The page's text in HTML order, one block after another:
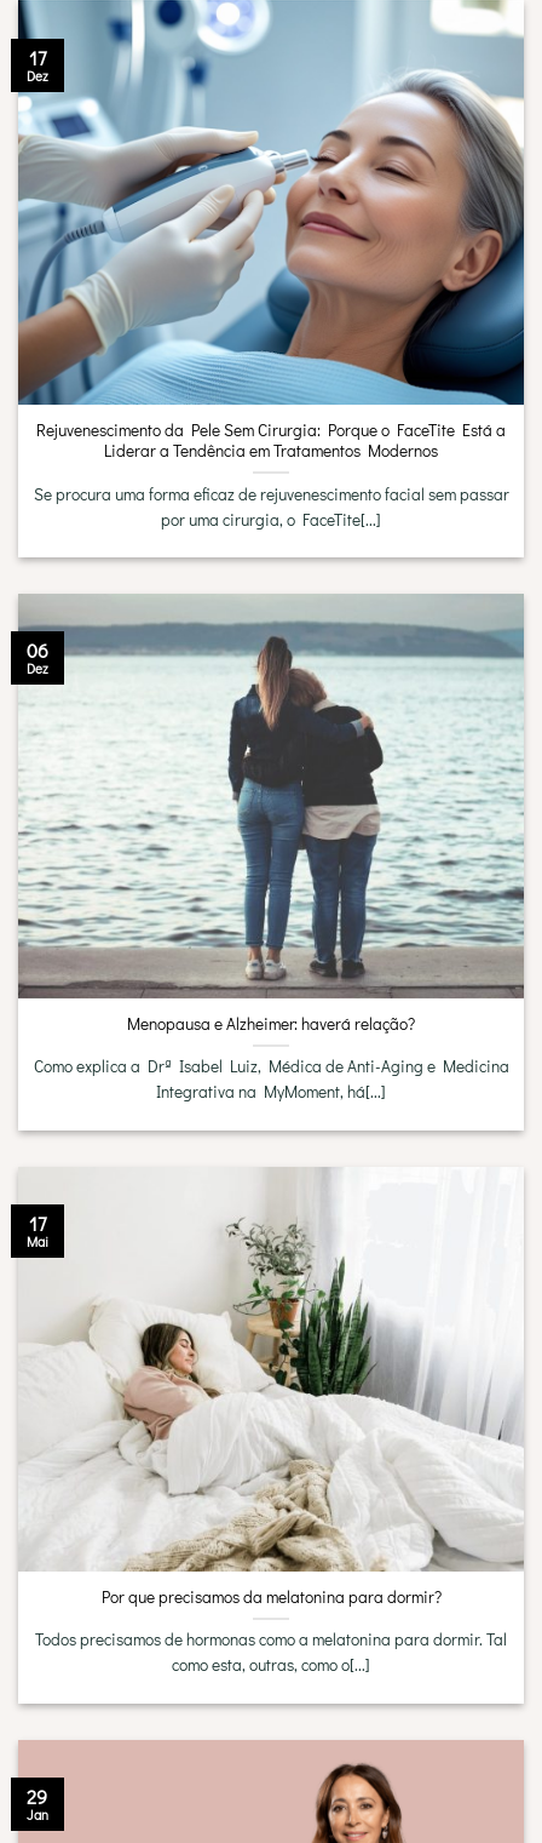
Rejuvenescimento da Pele Sem Cirurgia: Porque o FaceTite Está a
Liderar a Tendência em Tratamentos Modernos
Se procura uma forma eficaz de rejuvenescimento facial sem passar
por uma cirurgia, o FaceTite[...]
17
Dez
Menopausa e Alzheimer: haverá relação?
Como explica a Drª Isabel Luiz, Médica de Anti-Aging e Medicina
Integrativa na MyMoment, há[...]
06
Dez
Por que precisamos da melatonina para dormir?
Todos precisamos de hormonas como a melatonina para dormir. Tal
como esta, outras, como o[...]
17
Mai
29
Jan